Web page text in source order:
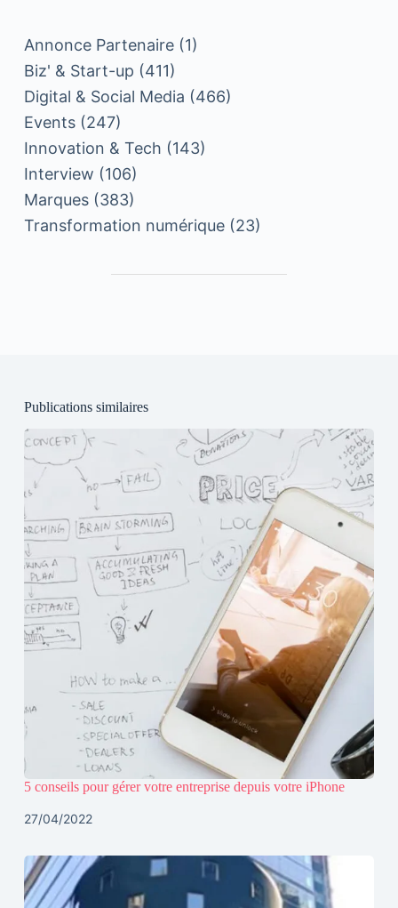
Annonce Partenaire(1)
Biz' & Start-up (411)
Digital & Social Media (466)
Events(247)
Innovation & Tech (143)
Interview (106)
Marques(383)
Transformation numérique(23)
Publications similaires
5 conseils pour gérer votre entreprise depuis votre iPhone
27/04/2022